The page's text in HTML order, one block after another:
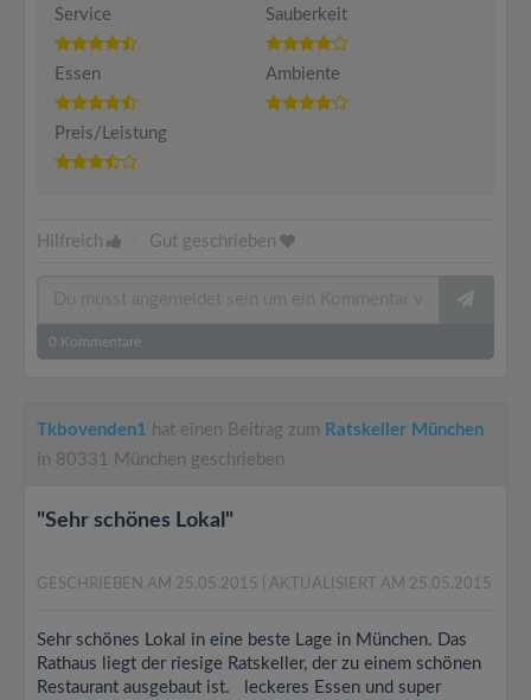
Service
Sauberkeit
Essen Ambiente
Preis/Leistung
Hilfreich Gut geschrieben
0 Kommentare
Tkbovenden1 hat einen Beitrag zum Ratskeller München
in 80331 München geschrieben
"Sehr schönes Lokal"
GESCHRIEBEN AM 25.05.2015 | AKTUALISIERT AM 25.05.2015
Sehr schönes Lokal in eine beste Lage in München. Das
Rathaus liegt der riesige Ratskeller, der zu einem schönen
Restaurant ausgebaut ist. leckeres Essen und super